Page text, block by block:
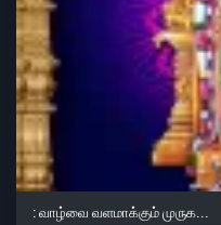
: வாழ்வை வளமாக்கும் முருக...